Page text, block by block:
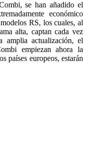
se han añadido el
económico
RS, los cuales, al
alta, captan cada vez
amplia actualización, el
empiezan ahora la
países europeos, estarán